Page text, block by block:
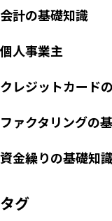
会計の基礎知識
個人事業主
クレジットカード
ファクタリングの
資金繰りの基礎知
タグ